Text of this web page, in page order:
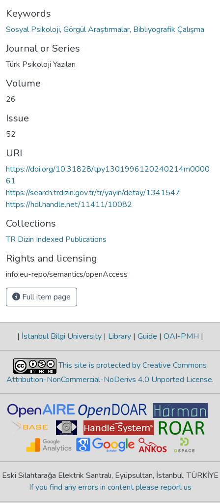
Keywords
Sosyal Psikoloji, Görgül Araştırmalar, Bibliyografik Çalışma
Journal or Series
Türk Psikoloji Yazıları
Volume
26
Issue
52
URI
https://doi.org/10.31828/tpy1301996120240214m0000
61
https://search.trdizin.gov.tr/tr/yayin/detay/1341547
https://hdl.handle.net/11411/10082
Collections
TR Dizin Indexed Publications
Rights and licensing
info:eu-repo/semantics/openAccess
Full item page
| İstanbul Bilgi University | Library | Guide | OAI-PMH |
This site is protected by Creative Commons
Attribution-NonCommercial-NoDerivs 4.0 Unported License.
Eski Silahtarağa Elektrik Santralı, Eyüpsultan, İstanbul, TÜRKİYE
If you find any errors in content please report us